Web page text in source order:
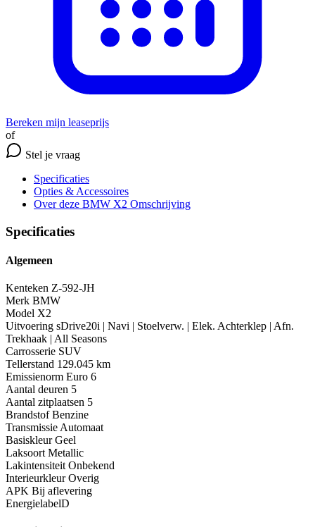
Bereken mijn leaseprijs
of
Stel je vraag
Specificaties
Opties & Accessoires
Over deze BMW X2 Omschrijving
Specificaties
Algemeen
Kenteken Z-592-JH
Merk BMW
Model X2
Uitvoering sDrive20i | Navi | Stoelverw. | Elek. Achterklep | Afn.
Trekhaak | All Seasons
Carrosserie SUV
Tellerstand 129.045 km
Emissienorm Euro 6
Aantal deuren 5
Aantal zitplaatsen 5
Brandstof Benzine
Transmissie Automaat
Basiskleur Geel
Laksoort Metallic
Lakintensiteit Onbekend
Interieurkleur Overig
APK Bij aflevering
EnergielabelD